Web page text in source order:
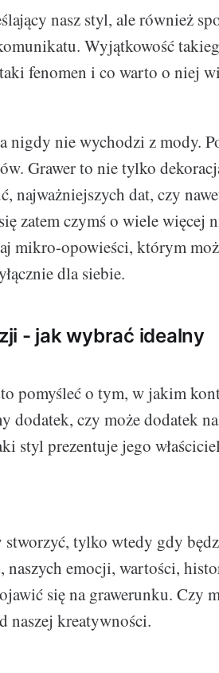
nasz styl, ale również
Wyjątkowość
fenomen i co warto o niej
nigdy nie wychodzi z mody.
Grawer to nie tylko
najważniejszych dat, czy
zatem czymś o wiele więcej
mikro-opowieści, którym
dla siebie.
- jak wybrać idealny
pomyśleć o tym, w jakim
dodatek, czy może dodatek
styl prezentuje jego
stworzyć, tylko wtedy gdy
naszych emocji, wartości,
się na grawerunku. Czy
naszej kreatywności.